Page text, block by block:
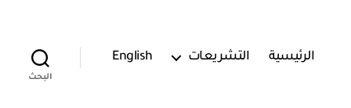
الرئيسية التشريعات English
البحث